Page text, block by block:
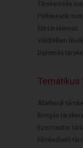
Társkeresés
Párkeresők
Elit társkereső
Válófélben
Diplomás
Tematikus
Állatbarát
Bringás
Ezermester
Filmkedvelő